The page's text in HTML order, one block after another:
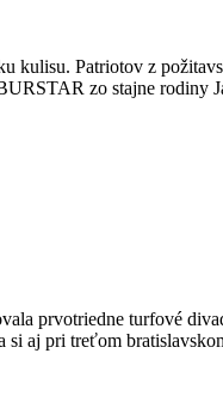
kulisu. Patriotov z
zo stajne rodiny
prvotriedne turfové
aj pri treťom